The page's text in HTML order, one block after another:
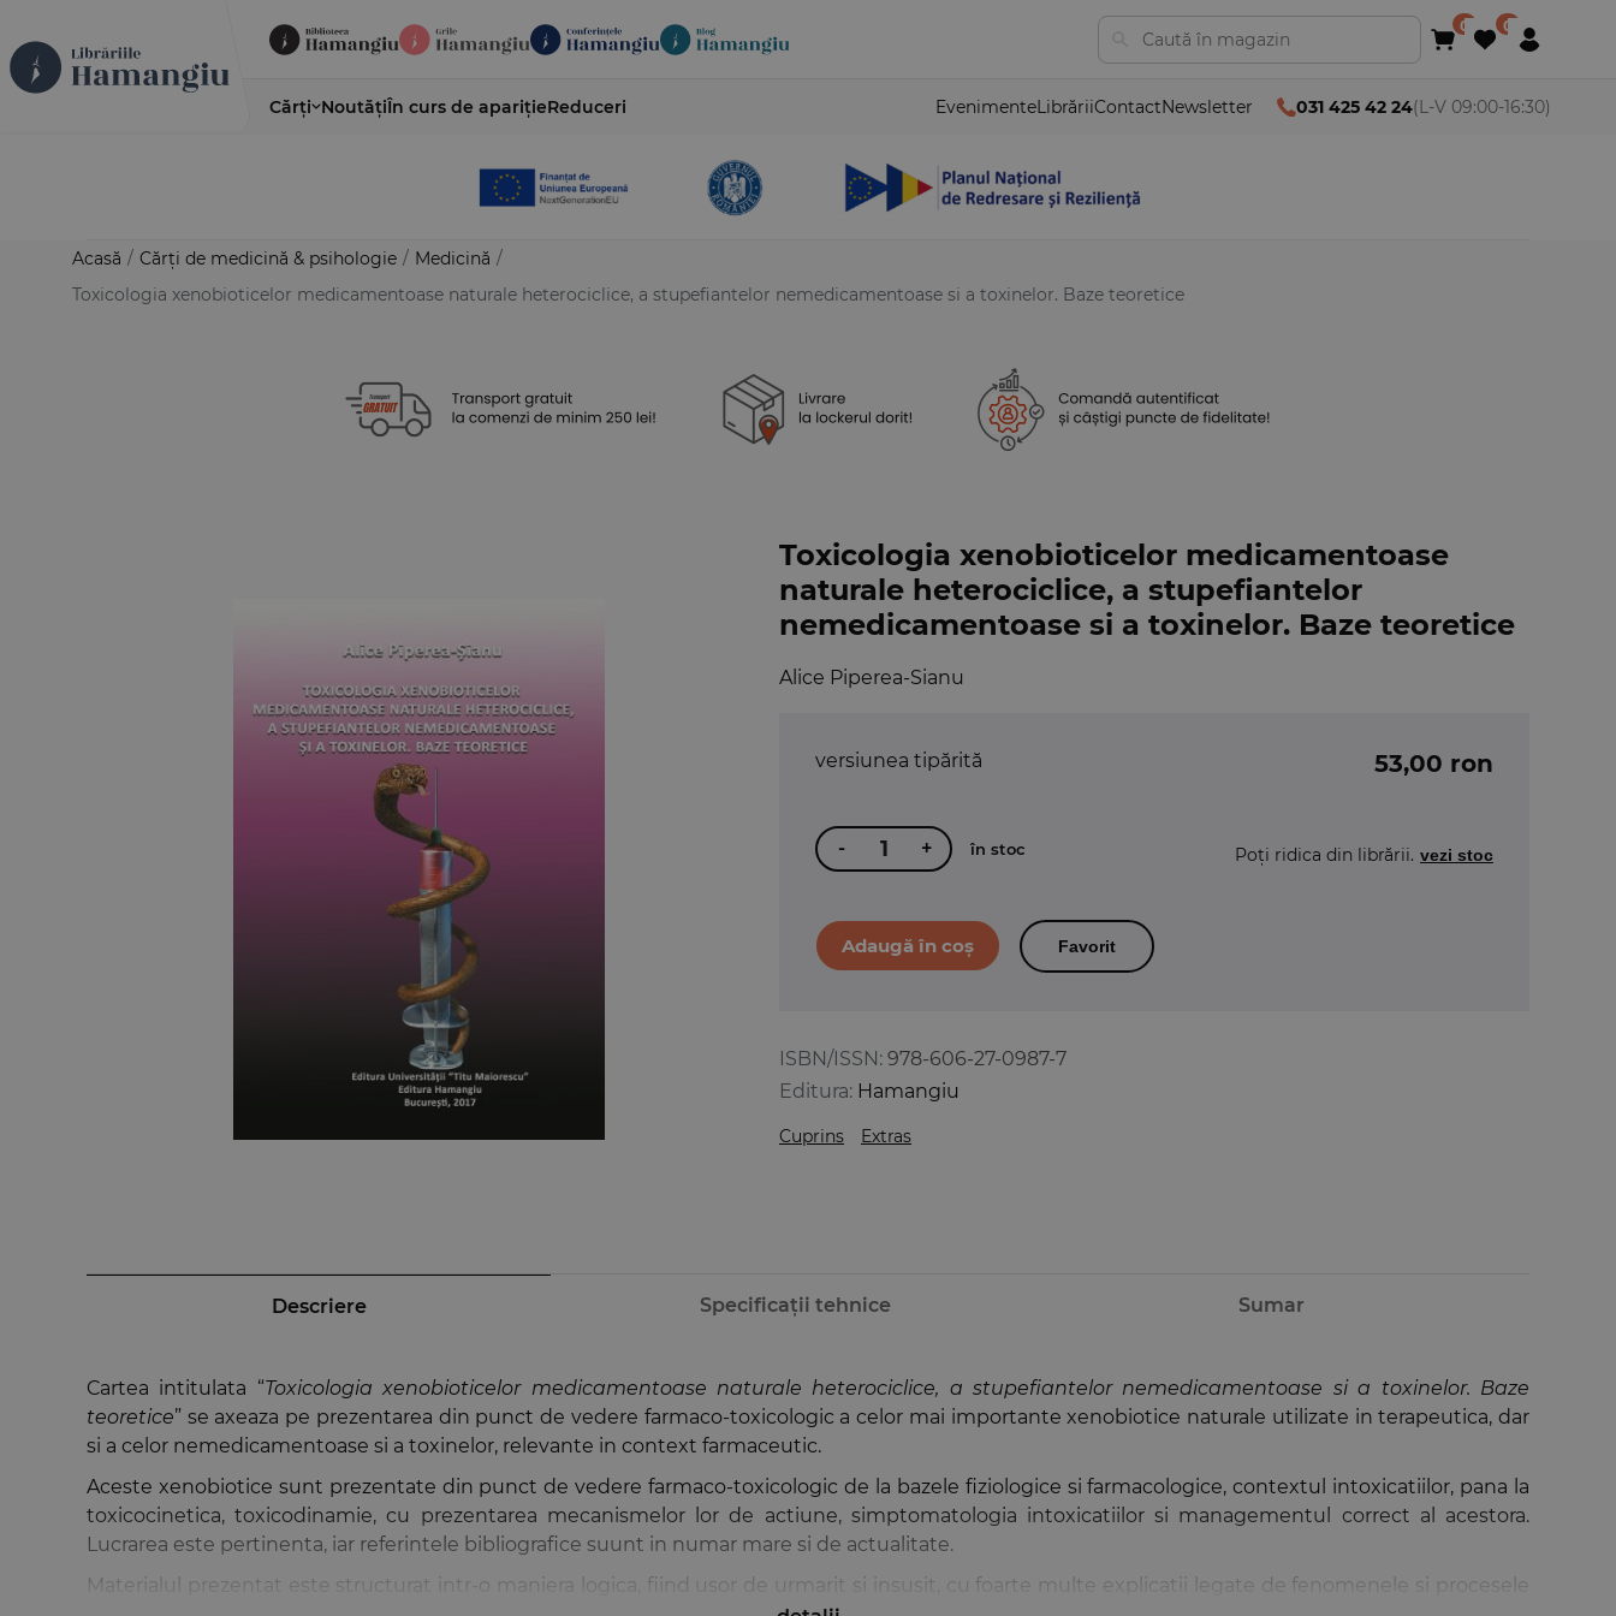
Cărți NoutățiÎn curs de aparițieReduceri EvenimenteLibrăriiContactNewsletter 031 425 42 24(L-V 09:00-16:30)
Acasă / Cărți de medicină & psihologie / Medicină /
Toxicologia xenobioticelor medicamentoase naturale heterociclice, a stupefiantelor nemedicamentoase si a toxinelor. Baze teoretice
Toxicologia xenobioticelor medicamentoase
naturale heterociclice, a stupefiantelor
nemedicamentoase si a toxinelor. Baze teoretice
Alice Piperea-Sianu
ISBN/ISSN: 978-606-27-0987-7
Editura: Hamangiu
Cuprins Extras
versiunea tipărită 53,00 ron
- + în stoc Poți ridica din librării. vezi stoc
Favorit
Descriere Specificații tehnice Sumar
Cartea intitulata “Toxicologia xenobioticelor medicamentoase naturale heterociclice, a stupefiantelor nemedicamentoase si a toxinelor. Baze
teoretice” se axeaza pe prezentarea din punct de vedere farmaco-toxicologic a celor mai importante xenobiotice naturale utilizate in terapeutica, dar
si a celor nemedicamentoase si a toxinelor, relevante in context farmaceutic.
Aceste xenobiotice sunt prezentate din punct de vedere farmaco-toxicologic de la bazele fiziologice si farmacologice, contextul intoxicatiilor, pana la
toxicocinetica, toxicodinamie, cu prezentarea mecanismelor lor de actiune, simptomatologia intoxicatiilor si managementul correct al acestora.
Lucrarea este pertinenta, iar referintele bibliografice suunt in numar mare si de actualitate.
Materialul prezentat este structurat intr-o maniera logica, fiind usor de urmarit si insusit, cu foarte multe explicatii legate de fenomenele si procesele